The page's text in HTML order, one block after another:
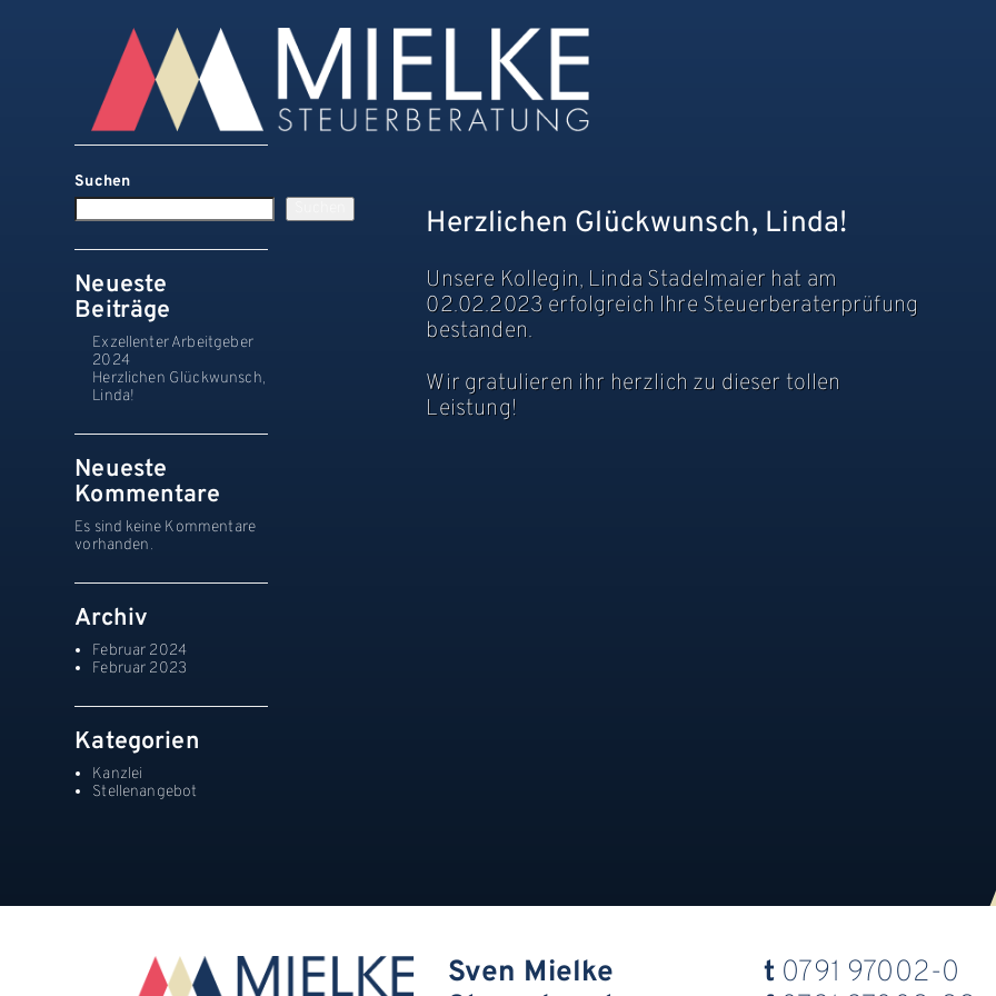
Herzlichen Glückwunsch, Linda!
Unsere Kollegin, Linda Stadelmaier hat am
02.02.2023 erfolgreich Ihre Steuerberaterprüfung
bestanden.
Wir gratulieren ihr herzlich zu dieser tollen
Leistung!
Suchen
Neueste
Beiträge
Exzellenter Arbeitgeber
2024
Herzlichen Glückwunsch,
Linda!
Neueste
Kommentare
Es sind keine Kommentare
vorhanden.
Archiv
Februar 2024
Februar 2023
Kategorien
Kanzlei
Stellenangebot
Sven Mielke
t 0791 97002-0